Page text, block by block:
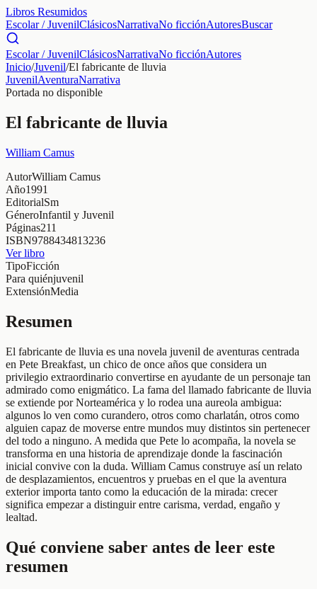
Libros Resumidos
Escolar / JuvenilClásicosNarrativaNo ficciónAutoresBuscar
Escolar / JuvenilClásicosNarrativaNo ficciónAutores
Inicio/Juvenil/El fabricante de lluvia
JuvenilAventuraNarrativa
Portada no disponible
El fabricante de lluvia
William Camus
AutorWilliam Camus
Año1991
EditorialSm
GéneroInfantil y Juvenil
Páginas211
ISBN9788434813236
Ver libro
TipoFicción
Para quiénjuvenil
ExtensiónMedia
Resumen
El fabricante de lluvia es una novela juvenil de aventuras centrada
en Pete Breakfast, un chico de once años que considera un
privilegio extraordinario convertirse en ayudante de un personaje tan
admirado como enigmático. La fama del llamado fabricante de lluvia
se extiende por Norteamérica y lo rodea una aureola ambigua:
algunos lo ven como curandero, otros como charlatán, otros como
alguien capaz de moverse entre mundos muy distintos sin pertenecer
del todo a ninguno. A medida que Pete lo acompaña, la novela se
transforma en una historia de aprendizaje donde la fascinación
inicial convive con la duda. William Camus construye así un relato
de desplazamientos, encuentros y pruebas en el que la aventura
exterior importa tanto como la educación de la mirada: crecer
significa empezar a distinguir entre carisma, verdad, engaño y
lealtad.
Qué conviene saber antes de leer este
resumen